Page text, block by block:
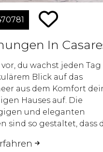
mit LED-Spiegeln
Duschen.
ein Strandstil-Pool,
mit Sauna und
genießen außerdem
Bereiche, Concierge-
komfortorientierte
moderner Rückzugsort,
In
du wachst jeden
Blick auf das
aus dem Komfort
Hauses auf. Die
und eleganten
sind so gestaltet, dass
genießen